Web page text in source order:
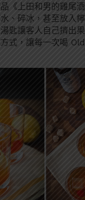
《上田和男的雞尾
、碎冰，甚至放入
匙讓客人自己擠出
式，讓每一次喝